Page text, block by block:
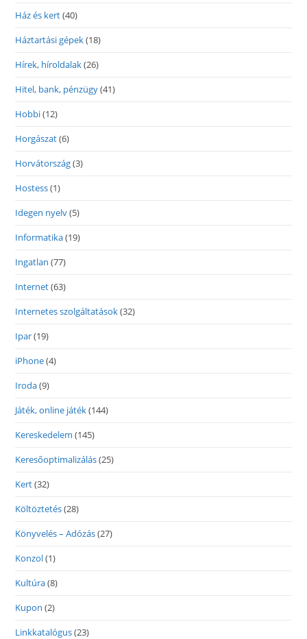
Ház és kert(40)
Háztartási gépek(18)
Hírek, híroldalak(26)
Hitel, bank, pénzügy(41)
Hobbi(12)
Horgászat(6)
Horvátország(3)
Hostess(1)
Idegen nyelv(5)
Informatika(19)
Ingatlan (77)
Internet(63)
Internetes szolgáltatások(32)
Ipar(19)
iPhone(4)
Iroda(9)
Játék, online játék(144)
Kereskedelem (145)
Keresőoptimalizálás(25)
Kert(32)
Költöztetés(28)
Könyvelés – Adózás(27)
Konzol(1)
Kultúra(8)
Kupon (2)
Linkkatalógus(23)